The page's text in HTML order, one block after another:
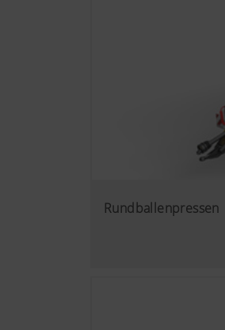
Rundballenpressen